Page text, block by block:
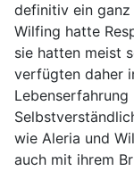
definitiv ein ganz
Wilfing hatte
sie hatten meist
verfügten daher
wie Aleria und
auch mit ihrem